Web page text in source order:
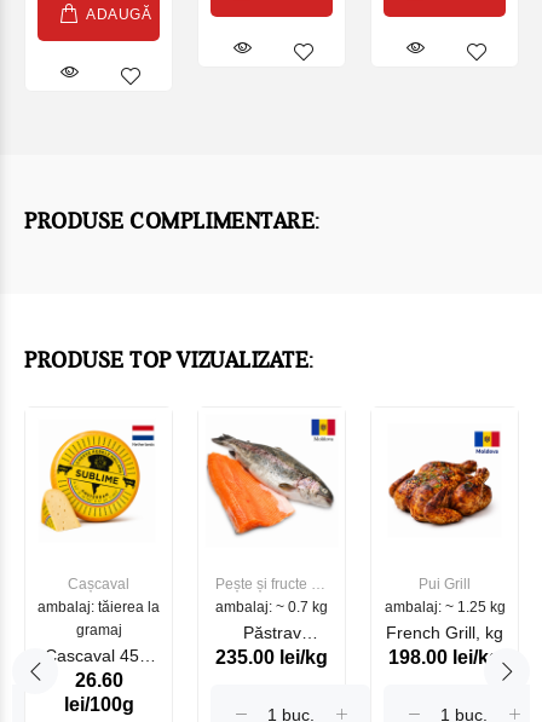
ADAUGĂ
PRODUSE COMPLIMENTARE:
PRODUSE TOP VIZUALIZATE:
Cașcaval
ambalaj: tăierea la
gramaj
Cascaval 45%
Maasdam
Sublime Cow
26.60
lei/100g
Pește și fructe de
mare
ambalaj: ~ 0.7 kg
Păstrav
Somonat
235.00 lei/kg
Pui Grill
ambalaj: ~ 1.25 kg
French Grill, kg
198.00 lei/kg